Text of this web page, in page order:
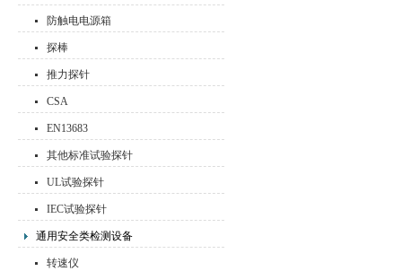
防触电电源箱
探棒
推力探针
CSA
EN13683
其他标准试验探针
UL试验探针
IEC试验探针
通用安全类检测设备
转速仪